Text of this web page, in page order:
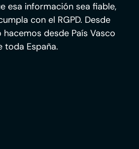
esa información sea fiable,
con el RGPD. Desde
hacemos desde País Vasco
toda España.